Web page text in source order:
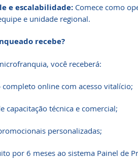
e escalabilidade: Comece como
e unidade regional.
recebe?
você receberá:
completo online com acesso vitalício;
capacitação técnica e comercial;
personalizadas;
por 6 meses ao sistema Painel de